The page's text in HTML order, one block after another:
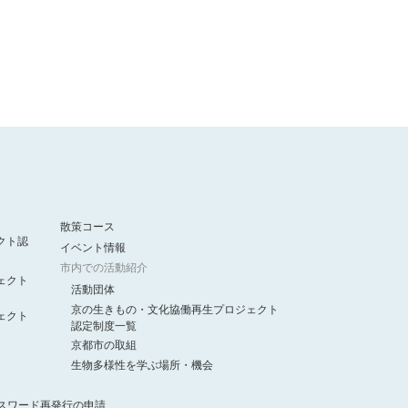
ト認
クト
クト
散策コース
イベント情報
市内での活動紹介
活動団体
京の生きもの・文化協働再生プロジェクト
認定制度一覧
京都市の取組
生物多様性を学ぶ場所・機会
ワード再発行の申請